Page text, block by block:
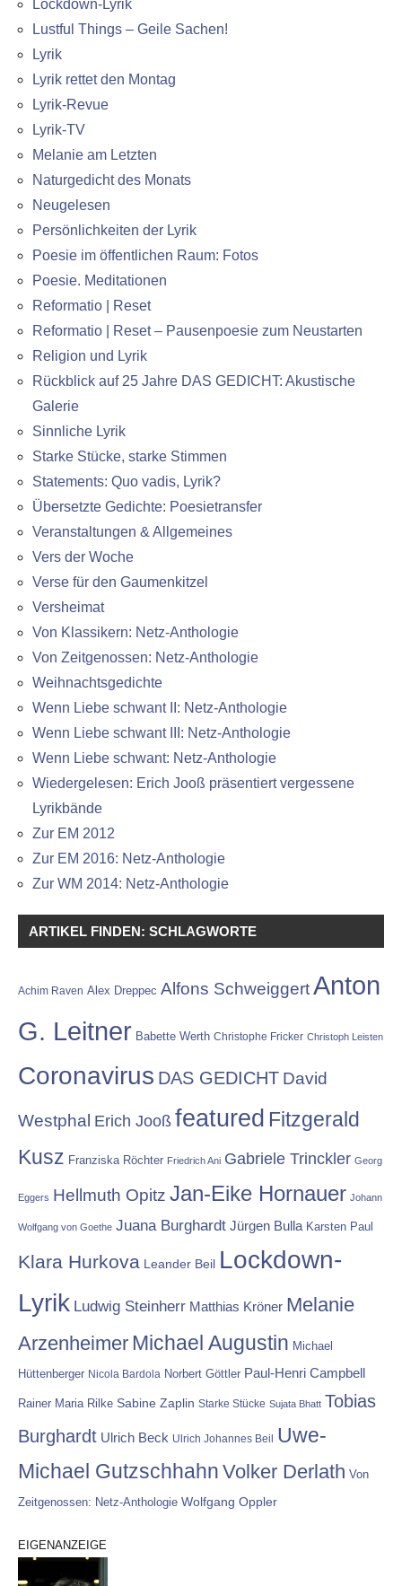
Lockdown-Lyrik
Lustful Things – Geile Sachen!
Lyrik
Lyrik rettet den Montag
Lyrik-Revue
Lyrik-TV
Melanie am Letzten
Naturgedicht des Monats
Neugelesen
Persönlichkeiten der Lyrik
Poesie im öffentlichen Raum: Fotos
Poesie. Meditationen
Reformatio | Reset
Reformatio | Reset – Pausenpoesie zum Neustarten
Religion und Lyrik
Rückblick auf 25 Jahre DAS GEDICHT: Akustische
Galerie
Sinnliche Lyrik
Starke Stücke, starke Stimmen
Statements: Quo vadis, Lyrik?
Übersetzte Gedichte: Poesietransfer
Veranstaltungen & Allgemeines
Vers der Woche
Verse für den Gaumenkitzel
Versheimat
Von Klassikern: Netz-Anthologie
Von Zeitgenossen: Netz-Anthologie
Weihnachtsgedichte
Wenn Liebe schwant II: Netz-Anthologie
Wenn Liebe schwant III: Netz-Anthologie
Wenn Liebe schwant: Netz-Anthologie
Wiedergelesen: Erich Jooß präsentiert vergessene
Lyrikbände
Zur EM 2012
Zur EM 2016: Netz-Anthologie
Zur WM 2014: Netz-Anthologie
ARTIKEL FINDEN: SCHLAGWORTE
Achim Raven Alex Dreppec Alfons SchweiggertAnton
G. Leitner Babette Werth Christophe Fricker Christoph Leisten
Coronavirus DAS GEDICHT David
Westphal Erich Jooß featured Fitzgerald
Kusz Franziska Röchter Friedrich Ani Gabriele Trinckler Georg
Eggers Hellmuth Opitz Jan-Eike Hornauer Johann
Wolfgang von Goethe Juana Burghardt Jürgen Bulla Karsten Paul
Klara Hurkova Leander Beil Lockdown-
Lyrik Ludwig Steinherr Matthias Kröner Melanie
Arzenheimer Michael Augustin Michael
Hüttenberger Nicola Bardola Norbert Göttler Paul-Henri Campbell
Rainer Maria Rilke Sabine Zaplin Starke Stücke Sujata Bhatt Tobias
Burghardt Ulrich Beck Ulrich Johannes Beil
Uwe-
Michael Gutzschhahn Volker Derlath Von
Zeitgenossen: Netz-Anthologie Wolfgang Oppler
EIGENANZEIGE